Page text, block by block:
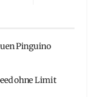
Pinguino
ohne Limit